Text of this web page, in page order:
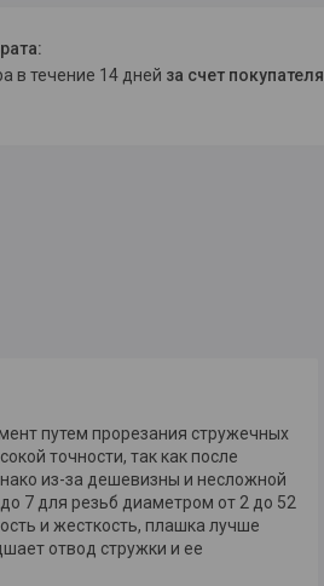
в течение 14 дней за счет покупателя
путем прорезания стружечных
точности, так как после
из-за дешевизны и несложной
7 для резьб диаметром от 2 до 52
и жесткость, плашка лучше
отвод стружки и ее